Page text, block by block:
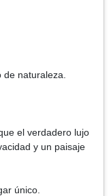
naturaleza.
el verdadero lujo
y un paisaje
único.